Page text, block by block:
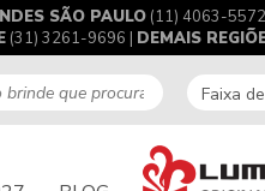
SÃO PAULO(11) 4063-
(31) 3261-9696 | DEMAIS